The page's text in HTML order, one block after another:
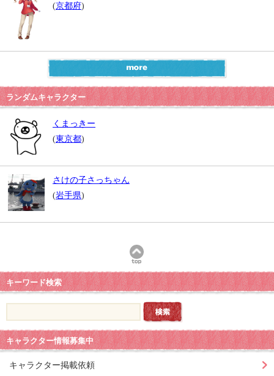
(京都府)
ランダムキャラクター
くまっきー
(東京都)
さけの子さっちゃん
(岩手県)
キーワード検索
キャラクター情報募集中
キャラクター掲載依頼